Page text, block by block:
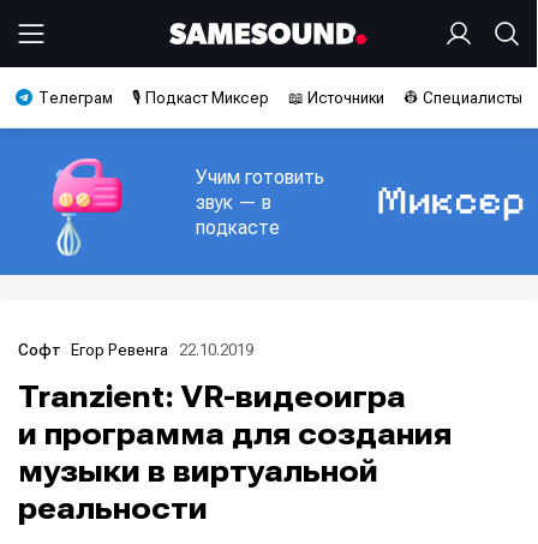
Телеграм 🎙️ Подкаст Миксер 📖 Источники 👷 Специалисты
Учим готовить
звук — в
подкасте
Софт Егор Ревенга 22.10.2019
Tranzient: VR-видеоигра
и программа для создания
музыки в виртуальной
реальности